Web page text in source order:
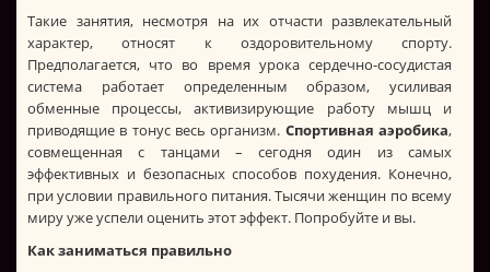
Такие занятия, несмотря на их отчасти развлекательный
характер, относят к оздоровительному спорту.
Предполагается, что во время урока сердечно-сосудистая
система работает определенным образом, усиливая
обменные процессы, активизирующие работу мышц и
приводящие в тонус весь организм. Спортивная аэробика,
совмещенная с танцами – сегодня один из самых
эффективных и безопасных способов похудения. Конечно,
при условии правильного питания. Тысячи женщин по всему
миру уже успели оценить этот эффект. Попробуйте и вы.
Как заниматься правильно